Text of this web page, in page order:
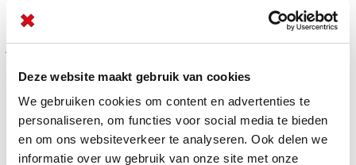
Deze website maakt gebruik van cookies
We gebruiken cookies om content en advertenties te
personaliseren, om functies voor social media te bieden
en om ons websiteverkeer te analyseren. Ook delen we
informatie over uw gebruik van onze site met onze
“En waar ben jij nu mee bezig?”, iedereen krijgt de vraag wel eens.
Probeer je stelselmatig je job groter voor te stellen dan ie is? Probeer
je rond de vraag heen te dansen? Geef je liefst geen antwoord op die
is het misschien tijd voor wat anders.
4. Geld staat op de 1ste plaats
We werken allemaal voor ons geld. Maar als het loon primeert en je
gedachten domineert, dan is er wat aan de hand. Als je je lonen per